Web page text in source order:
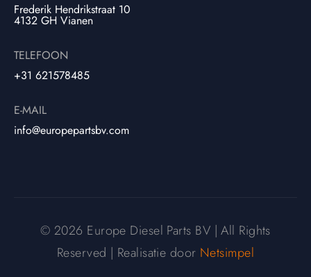
Frederik Hendrikstraat 10
4132 GH Vianen
TELEFOON
+31 621578485
E-MAIL
info@europepartsbv.com
© 2026 Europe Diesel Parts BV | All Rights
Reserved | Realisatie door Netsimpel